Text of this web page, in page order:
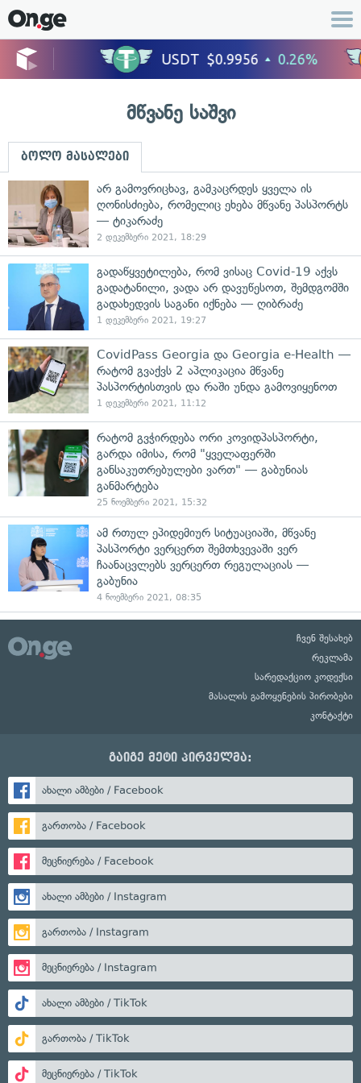
მწვანე საშვი
ბოლო მასალები
არ გამოვრიცხავ, გამკაცრდეს ყველა ის
ღონისძიება, რომელიც ეხება მწვანე პასპორტს
— ტიკარაძე
2 დეკემბერი 2021, 18:29
გადაწყვეტილება, რომ ვისაც Covid-19 აქვს
გადატანილი, ვადა არ დავუწესოთ, შემდგომში
გადახედვის საგანი იქნება — ღიბრაძე
1 დეკემბერი 2021, 19:27
CovidPass Georgia და Georgia e-Health —
რატომ გვაქვს 2 აპლიკაცია მწვანე
პასპორტისთვის და რაში უნდა გამოვიყენოთ
1 დეკემბერი 2021, 11:12
რატომ გვჭირდება ორი კოვიდპასპორტი,
გარდა იმისა, რომ "ყველაფერში
განსაკუთრებულები ვართ" — გაბუნიას
განმარტება
25 ნოემბერი 2021, 15:32
ამ რთულ ეპიდემიურ სიტუაციაში, მწვანე
პასპორტი ვერცერთ შემთხვევაში ვერ
ჩაანაცვლებს ვერცერთ რეგულაციას —
გაბუნია
4 ნოემბერი 2021, 08:35
ჩვენ შესახებ
რეკლამა
სარედაქციო კოდექსი
მასალის გამოყენების პირობები
კონტაქტი
გაიგე მეტი პირველმა:
ახალი ამბები / Facebook
გართობა / Facebook
მეცნიერება / Facebook
ახალი ამბები / Instagram
გართობა / Instagram
მეცნიერება / Instagram
ახალი ამბები / TikTok
გართობა / TikTok
მეცნიერება / TikTok